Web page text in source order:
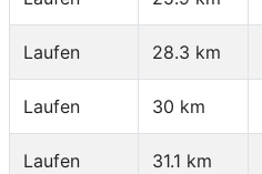
Laufen 28.3 km
Laufen 30 km
Laufen 31.1 km